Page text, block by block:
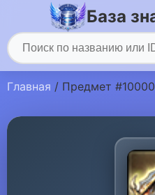
База
Главная / Предмет